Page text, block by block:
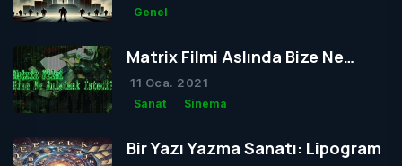
Genel
Matrix Filmi Aslında Bize Ne
Anlatmak İstedi?
11 Oca. 2021
Sanat Sinema
Bir Yazı Yazma Sanatı: Lipogram